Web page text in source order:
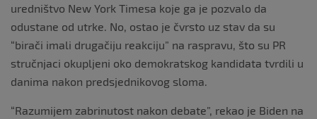
uredništvo New York Timesa koje ga je pozvalo da
odustane od utrke. No, ostao je čvrsto uz stav da su
“birači imali drugačiju reakciju” na raspravu, što su PR
stručnjaci okupljeni oko demokratskog kandidata tvrdili u
danima nakon predsjednikovog sloma.
“Razumijem zabrinutost nakon debate”, rekao je Biden na